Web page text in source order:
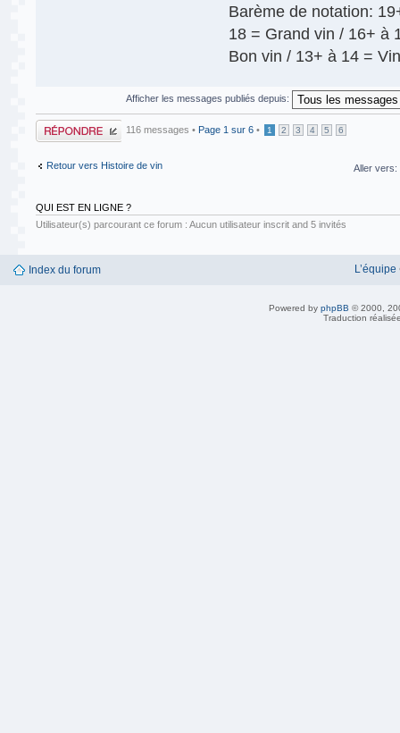
Barème de notation:
18 = Grand vin / 16+ à
Bon vin / 13+ à 14 =
Afficher les messages publiés depuis:
Publier une
réponse
116 messages • Page 1 sur 6 • 1 2 3 4 5 6
Retour vers Histoire de vin Aller vers:
QUI EST EN LIGNE ?
Utilisateur(s) parcourant ce forum : Aucun utilisateur inscrit and 5 invités
Index du forum L’équipe
Powered by phpBB © 2000,
Traduction